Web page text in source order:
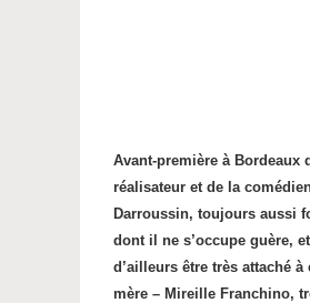
Avant-première à Bordeaux
réalisateur et de la
Darroussin, toujours aussi
dont il ne s’occupe guère,
d’ailleurs être très attaché
mère – Mireille Franchino,